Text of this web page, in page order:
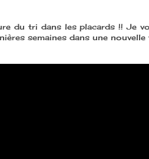
du tri dans les placards !! Je
semaines dans une nouvelle